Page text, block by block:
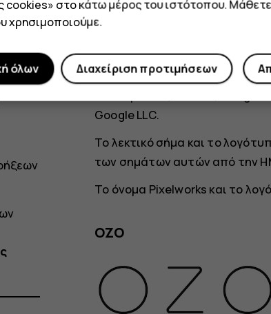
διεύθυνση
Η HMD Global Oy είναι ο
τηλεφώνου και tablet. Η
Οι ονομασίες Android, Google
Google LLC.
Το λεκτικό σήμα και το
των σημάτων αυτών από την
Το όνομα Pixelworks και το
OZO
cookies» στο κάτω μέρος του ιστότοπου.
χρησιμοποιούμε.
Διαχείριση προτιμήσεων
όλων